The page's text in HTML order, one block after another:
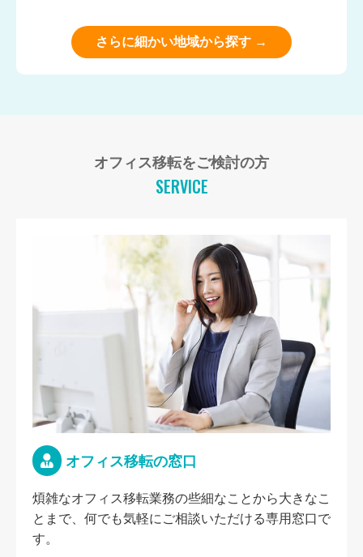
さらに細かい地域から探す →
オフィス移転をご検討の方
SERVICE
オフィス移転の窓口
煩雑なオフィス移転業務の些細なことから大きなこ
とまで、何でも気軽にご相談いただける専用窓口で
す。